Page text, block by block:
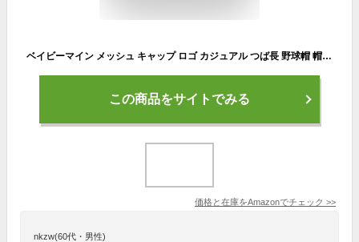
ベイビーマイン メッシュ キャップ ロゴ カジュアル つば長 野球帽 帽子 アウトドア 釣り ゴルフ 通気性 メンズ (ネイビー)
この商品をサイトでみる
価格と在庫をAmazonでチェック >>
nkzw(60代・男性)